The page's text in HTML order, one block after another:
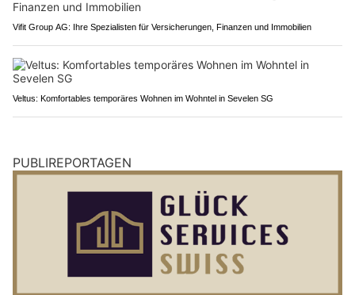
Vifit Group AG: Ihre Spezialisten für Versicherungen, Finanzen und Immobilien
Veltus: Komfortables temporäres Wohnen im Wohntel in Sevelen SG
PUBLIREPORTAGEN